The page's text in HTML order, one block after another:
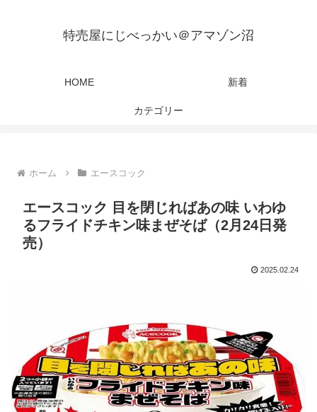
特売屋にじべっかい＠アマゾン沼
HOME 新着
カテゴリー
ホーム エースコック
エースコック 目を閉じればあの味 いわゆ
るフライドチキン味まぜそば（2月24日発
売）
2025.02.24